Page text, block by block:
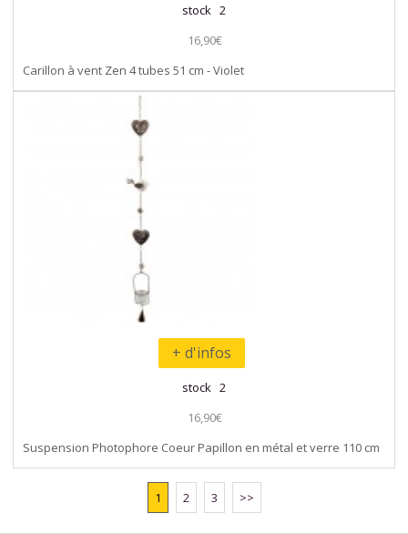
stock 2
16,90€
Carillon à vent Zen 4 tubes 51 cm - Violet
+ d'infos
stock 2
16,90€
Suspension Photophore Coeur Papillon en métal et verre 110 cm
1 2 3 >>